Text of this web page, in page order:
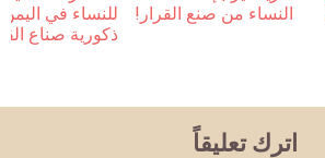
النساء من صنع القرار!
للنساء في
ذكورية صناع
اترك تعليقاً